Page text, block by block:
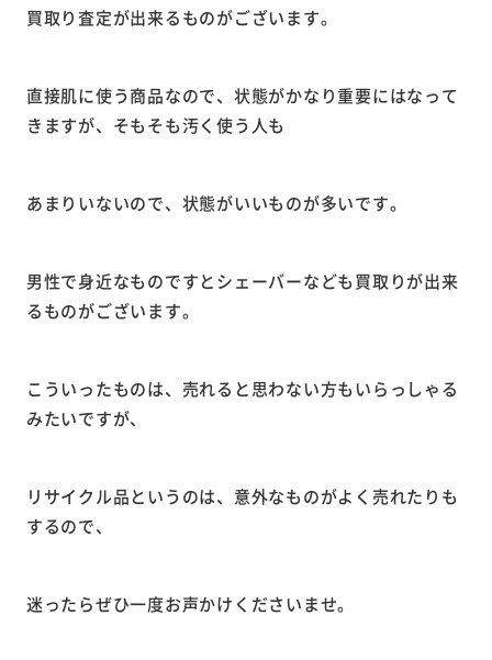
買取り査定が出来るものがございます。
直接肌に使う商品なので、状態がかなり重要にはなって
きますが、そもそも汚く使う人も
あまりいないので、状態がいいものが多いです。
男性で身近なものですとシェーバーなども買取りが出来
るものがございます。
こういったものは、売れると思わない方もいらっしゃる
みたいですが、
リサイクル品というのは、意外なものがよく売れたりも
するので、
迷ったらぜひ一度お声かけくださいませ。